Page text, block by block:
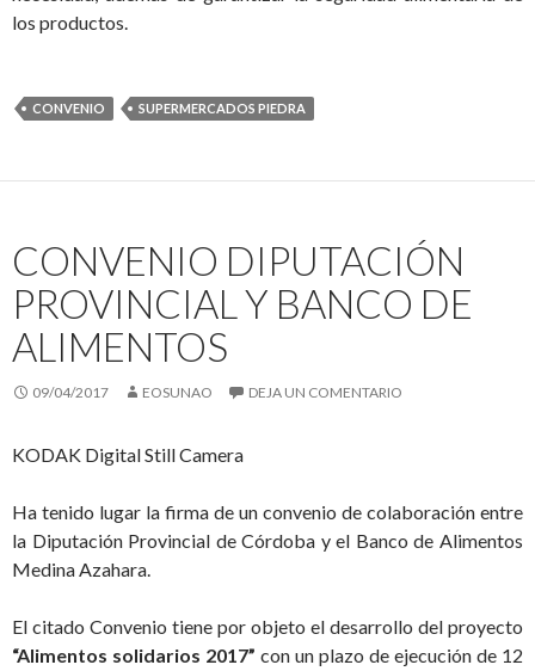
los productos.
CONVENIO SUPERMERCADOS PIEDRA
CONVENIO DIPUTACIÓN
PROVINCIAL Y BANCO DE
ALIMENTOS
09/04/2017 EOSUNAO DEJA UN COMENTARIO
KODAK Digital Still Camera
Ha tenido lugar la firma de un convenio de colaboración entre
la Diputación Provincial de Córdoba y el Banco de Alimentos
Medina Azahara.
El citado Convenio tiene por objeto el desarrollo del proyecto
“Alimentos solidarios 2017” con un plazo de ejecución de 12